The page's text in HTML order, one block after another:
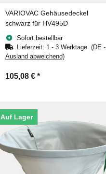
VARIOVAC Gehäusedeckel
schwarz für HV495D
Sofort bestellbar
Lieferzeit: 1 - 3 Werktage(DE -
Ausland abweichend)
105,08 € *
Auf Lager